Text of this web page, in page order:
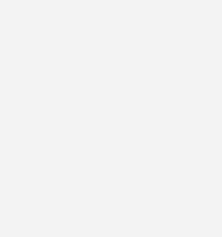
Anforderung.
das ­Erstellen
Duschflächen